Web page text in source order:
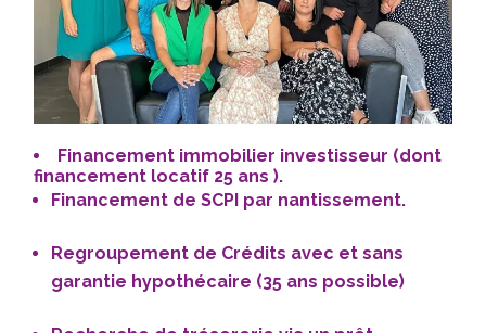
Financement immobilier investisseur (dont
financement locatif 25 ans ).
Financement deSCPI par nantissement.
Regroupement de Crédits avec et sans
garantie hypothécaire (35 ans possible)